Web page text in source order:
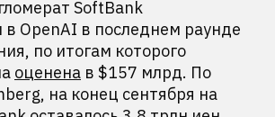
SoftBank
в OpenAI в последнем раунде
по итогам которого
оценена в $157 млрд. По
на конец сентября на